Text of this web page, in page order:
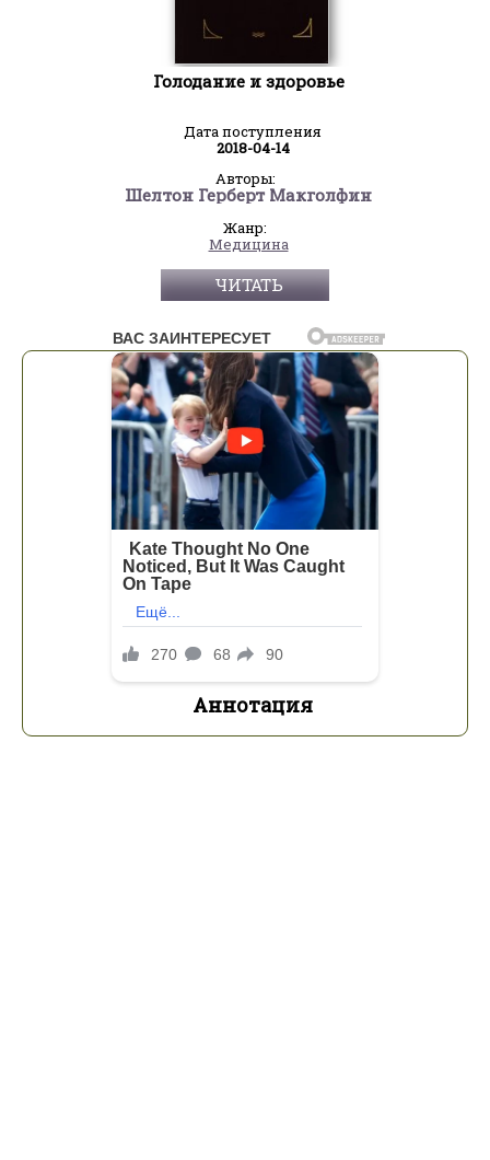
Голодание и здоровье
Дата поступления
2018-04-14
Авторы:
Шелтон Герберт Макголфин
Жанр:
Медицина
ЧИТАТЬ
Аннотация